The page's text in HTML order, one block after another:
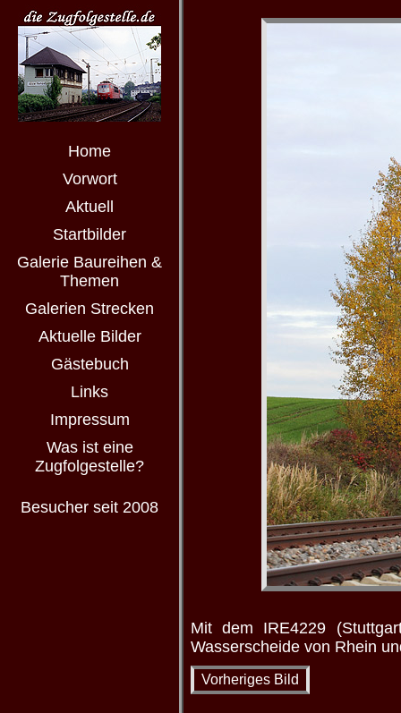
Home
Vorwort
Aktuell
Startbilder
Galerie Baureihen &
Themen
Galerien Strecken
Aktuelle Bilder
Gästebuch
Links
Impressum
Was ist eine
Zugfolgestelle?
Besucher seit 2008
Mit dem IRE4229
Wasserscheide von Rhein
Vorheriges Bild